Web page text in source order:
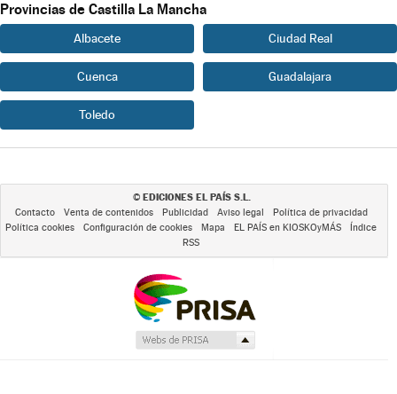
Provincias de Castilla La Mancha
Albacete Ciudad Real
Cuenca Guadalajara
Toledo
© EDICIONES EL PAÍS S.L.
Contacto Venta de contenidos Publicidad Aviso legal
Política de privacidad
Política cookies
Configuración de cookies Mapa EL PAÍS en KIOSKOyMÁS
Índice
RSS